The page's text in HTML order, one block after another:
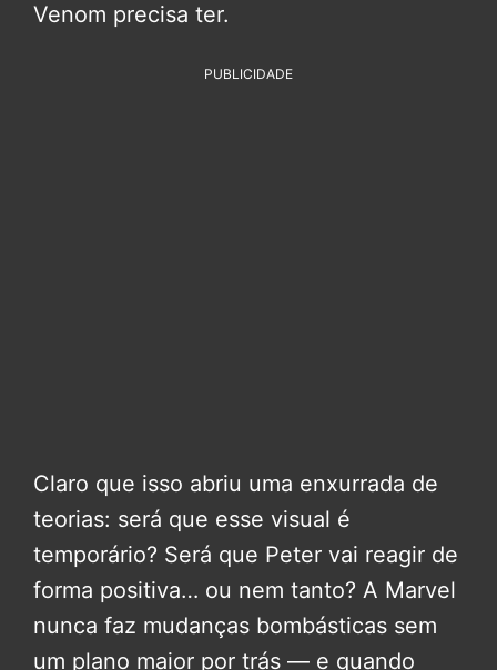
Venom precisa ter.
PUBLICIDADE
Claro que isso abriu uma enxurrada de
teorias: será que esse visual é
temporário? Será que Peter vai reagir de
forma positiva… ou nem tanto? A Marvel
nunca faz mudanças bombásticas sem
um plano maior por trás — e quando